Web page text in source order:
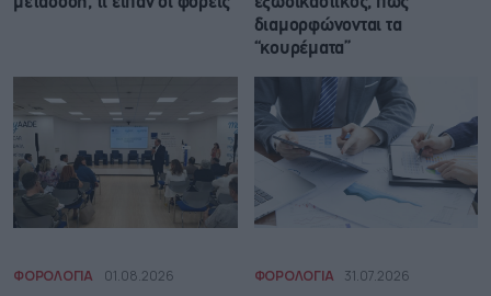
διαμορφώνονται τα
“κουρέματα”
ΦΟΡΟΛΟΓΙΑ 01.08.2026 ΦΟΡΟΛΟΓΙΑ 31.07.2026